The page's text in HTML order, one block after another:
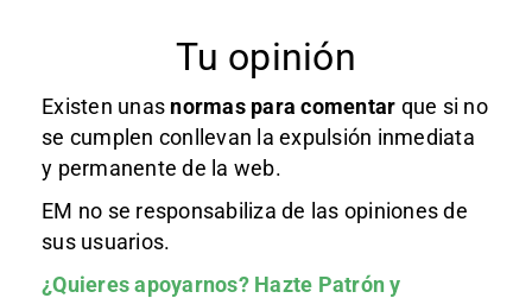
Tu opinión
Existen unas normas para comentar que si no
se cumplen conllevan la expulsión inmediata
y permanente de la web.
EM no se responsabiliza de las opiniones de
sus usuarios.
¿Quieres apoyarnos? Hazte Patróny